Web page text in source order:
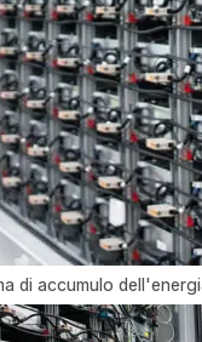
di accumulo